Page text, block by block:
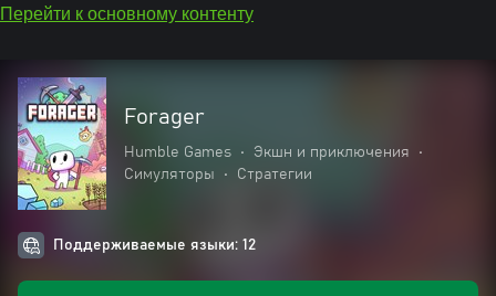
Перейти к основному контенту
Forager
Humble Games • Экшн и приключения
•
Симуляторы
• Стратегии
Поддерживаемые языки: 12